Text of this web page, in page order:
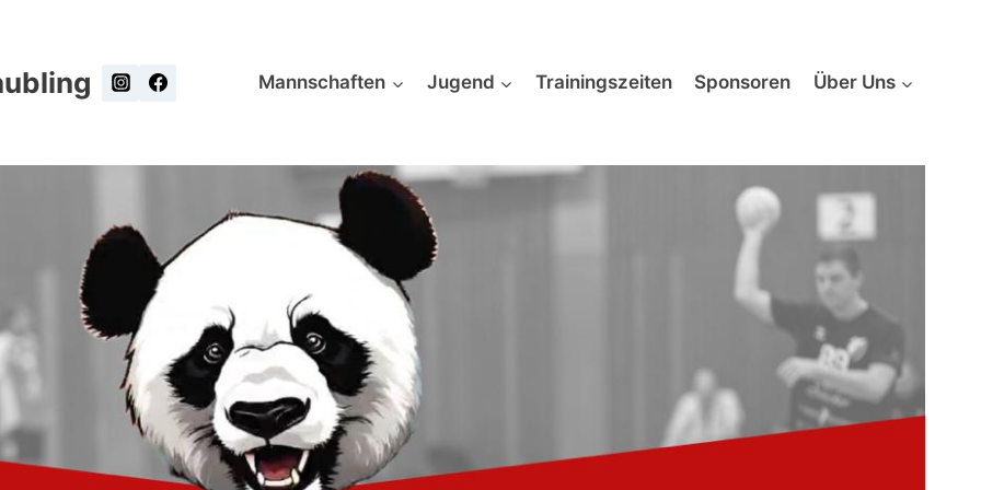
Mannschaften Jugend Trainingszeiten Sponsoren Über Uns